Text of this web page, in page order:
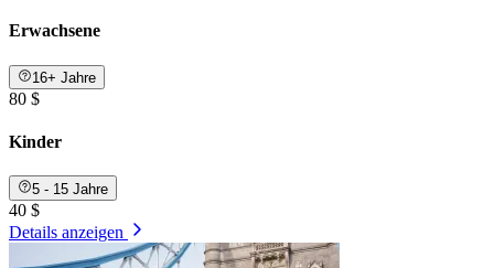
Erwachsene
16+ Jahre
80 $
Kinder
5 - 15 Jahre
40 $
Details anzeigen